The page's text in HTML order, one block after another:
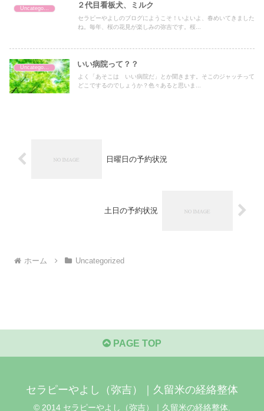
２代目看板犬、ミルク
セラピーやよしのブログにようこそ！いよいよ、春めいてきました
ね。毎年、桜の花見が楽しみの弥吉です。桜...
いい病院って？？
よく「あそこは いい病院だ」とか聞きます。そこのジャッチって
どこでするのでしょうか？色々あると思いま...
日曜日の予約状況
土日の予約状況
ホーム Uncategorized
PAGE TOP
セラピーやよし（弥吉）｜久留米の経絡整体
© 2014 セラピーやよし（弥吉）｜久留米の経絡整体.